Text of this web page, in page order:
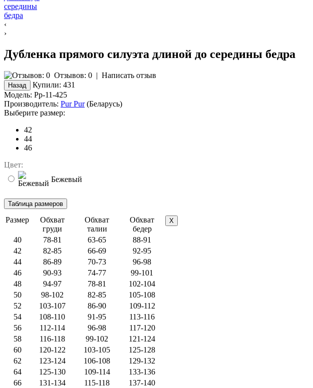
‹
›
Дубленка прямого силуэта длиной до середины бедра
Отзывов: 0 | Написать отзыв
Купили: 431
Модель: Pp-11-425
Производитель: Pur Pur(Беларусь)
Выберите размер:
42
44
46
Цвет:
Бежевый
Размер
Обхват
груди
Обхват
талии
Обхват
бедер
X
40 78-81 63-65
88-91
42
82-85 66-69
92-95
44
86-89 70-73
96-98
46
90-93 74-77
99-101
48
94-97 78-81
102-104
50
98-102 82-85
105-108
52
103-107 86-90
109-112
54
108-110 91-95
113-116
56
112-114 96-98
117-120
58
116-118 99-102
121-124
60
120-122 103-105
125-128
62
123-124 106-108
129-132
64
125-130 109-114
133-136
66
131-134 115-118
137-140